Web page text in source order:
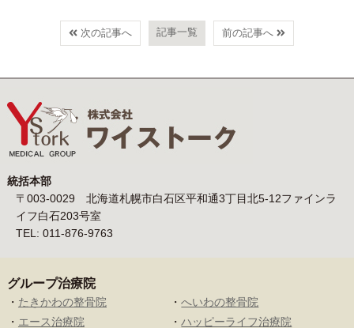
次の記事へ 記事一覧 前の記事へ
統括本部
〒003-0029 北海道札幌市白石区平和通3丁目北5-12ファインラ
イフ白石203号室
TEL: 011-876-9763
グループ治療院
・ たきかわの整骨院 ・へいわの整骨院
・ エース治療院 ・ハッピーライフ治療院